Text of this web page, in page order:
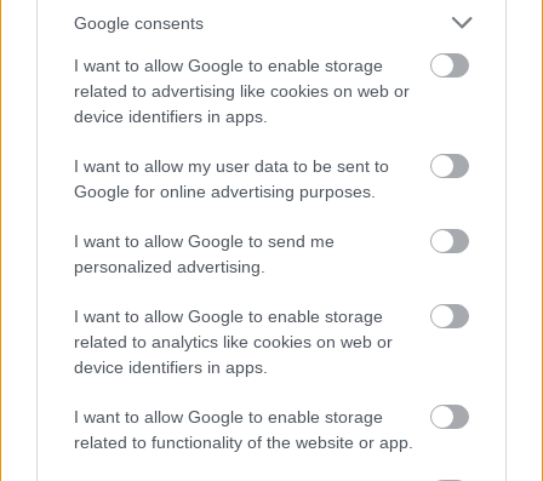
Google consents
I want to allow Google to enable storage
related to advertising like cookies on web or
device identifiers in apps.
I want to allow my user data to be sent to
Google for online advertising purposes.
I want to allow Google to send me
personalized advertising.
I want to allow Google to enable storage
related to analytics like cookies on web or
device identifiers in apps.
I want to allow Google to enable storage
related to functionality of the website or app.